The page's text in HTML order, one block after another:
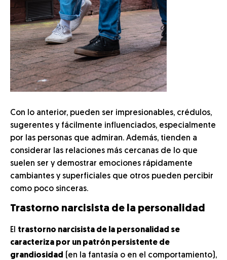
Con lo anterior, pueden ser impresionables, crédulos,
sugerentes y fácilmente influenciados, especialmente
por las personas que admiran. Además, tienden a
considerar las relaciones más cercanas de lo que
suelen ser y demostrar emociones rápidamente
cambiantes y superficiales que otros pueden percibir
como poco sinceras.
Trastorno narcisista de la personalidad
El trastorno narcisista de la personalidad se
caracteriza por un patrón persistente de
grandiosidad (en la fantasía o en el comportamiento),